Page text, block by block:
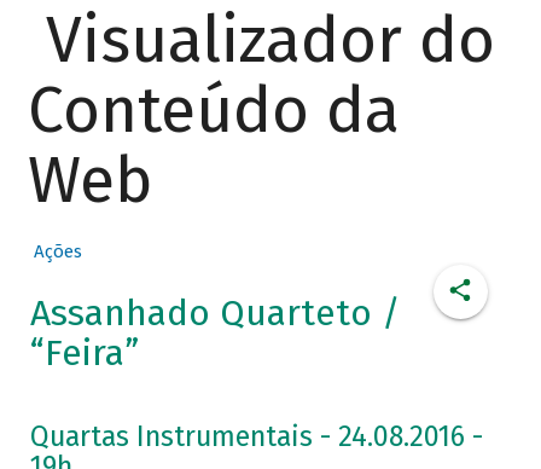
Visualizador do
Conteúdo da
Web
Ações
Assanhado Quarteto /
“Feira”
Quartas Instrumentais - 24.08.2016 -